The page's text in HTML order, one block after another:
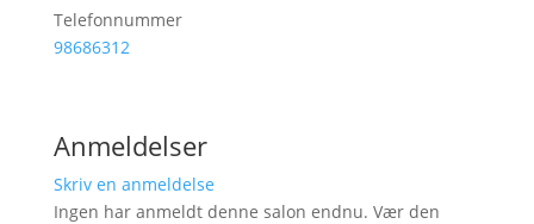
Telefonnummer
98686312
Anmeldelser
Skriv en anmeldelse
Ingen har anmeldt denne salon endnu. Vær den